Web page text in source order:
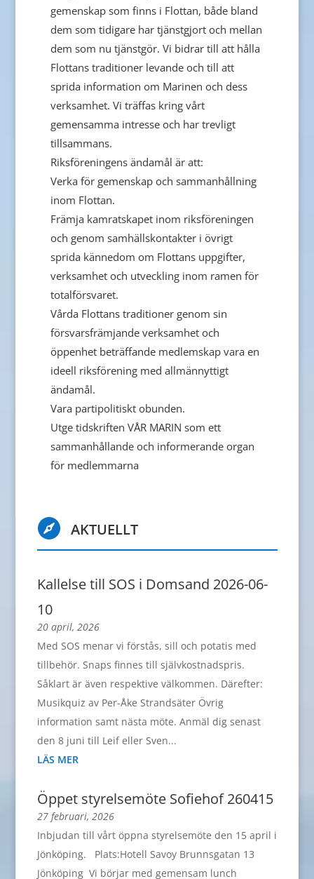
gemenskap som finns i Flottan, både bland
dem som tidigare har tjänstgjort och mellan
dem som nu tjänstgör. Vi bidrar till att hålla
Flottans traditioner levande och till att
sprida information om Marinen och dess
verksamhet. Vi träffas kring vårt
gemensamma intresse och har trevligt
tillsammans.
Riksföreningens ändamål är att:
Verka för gemenskap och sammanhållning
inom Flottan.
Främja kamratskapet inom riksföreningen
och genom samhällskontakter i övrigt
sprida kännedom om Flottans uppgifter,
verksamhet och utveckling inom ramen för
totalförsvaret.
Vårda Flottans traditioner genom sin
försvarsfrämjande verksamhet och
öppenhet beträffande medlemskap vara en
ideell riksförening med allmännyttigt
ändamål.
Vara partipolitiskt obunden.
Utge tidskriften VÅR MARIN som ett
sammanhållande och informerande organ
för medlemmarna
 AKTUELLT
Kallelse till SOS i Domsand 2026-06-
10
20 april, 2026
Med SOS menar vi förstås, sill och potatis med
tillbehör. Snaps finnes till självkostnadspris.
Såklart är även respektive välkommen. Därefter:
Musikquiz av Per-Åke Strandsäter Övrig
information samt nästa möte. Anmäl dig senast
den 8 juni till Leif eller Sven...
LÄS MER
Öppet styrelsemöte Sofiehof 260415
27 februari, 2026
Inbjudan till vårt öppna styrelsemöte den 15 april i
Jönköping. Plats:Hotell Savoy Brunnsgatan 13
Jönköping Vi börjar med gemensam lunch